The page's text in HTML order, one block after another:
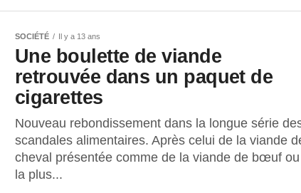
SOCIÉTÉ Il y a 13 ans
Une boulette de viande
retrouvée dans un paquet de
cigarettes
Nouveau rebondissement dans la longue série
scandales alimentaires. Après celui de la viande
cheval présentée comme de la viande de bœuf ou
la plus...